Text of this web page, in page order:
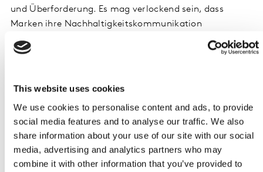
This website uses cookies
We use cookies to personalise content and ads, to provide
social media features and to analyse our traffic. We also
share information about your use of our site with our social
media, advertising and analytics partners who may
combine it with other information that you’ve provided to
und Überforderung. Es mag verlockend sein, dass
Marken ihre Nachhaltigkeitskommunikation
zurückfahren, aber jetzt ist nicht der Zeitpunkt für
einen Rückzug. Marken, die ihr Engagement
die politischen und wirtschaftlichen Umbrüche, die wir
alle erleben, anzuerkennen und den richtigen Weg in
dem Spannungsfeld zwischen den eigenen Werten,
wirtschaftlichem Druck und einer unsicheren Zukunft